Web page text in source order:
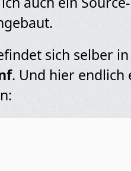
sich selber
. Und hier endlich